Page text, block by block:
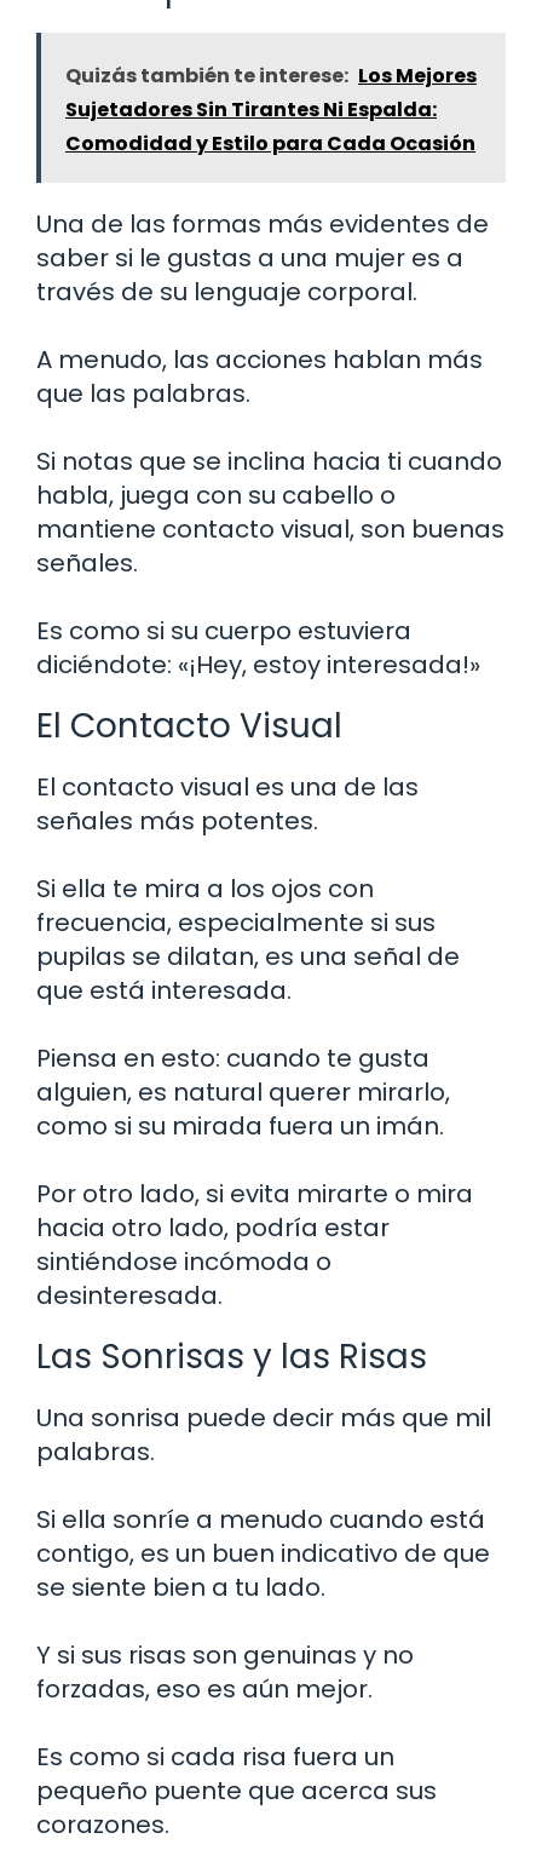
Quizás también te interese: Los Mejores
Sujetadores Sin Tirantes Ni Espalda:
Comodidad y Estilo para Cada Ocasión
Una de las formas más evidentes de
saber si le gustas a una mujer es a
través de su lenguaje corporal.
A menudo, las acciones hablan más
que las palabras.
Si notas que se inclina hacia ti cuando
habla, juega con su cabello o
mantiene contacto visual, son buenas
señales.
Es como si su cuerpo estuviera
diciéndote: «¡Hey, estoy interesada!»
El Contacto Visual
El contacto visual es una de las
señales más potentes.
Si ella te mira a los ojos con
frecuencia, especialmente si sus
pupilas se dilatan, es una señal de
que está interesada.
Piensa en esto: cuando te gusta
alguien, es natural querer mirarlo,
como si su mirada fuera un imán.
Por otro lado, si evita mirarte o mira
hacia otro lado, podría estar
sintiéndose incómoda o
desinteresada.
Las Sonrisas y las Risas
Una sonrisa puede decir más que mil
palabras.
Si ella sonríe a menudo cuando está
contigo, es un buen indicativo de que
se siente bien a tu lado.
Y si sus risas son genuinas y no
forzadas, eso es aún mejor.
Es como si cada risa fuera un
pequeño puente que acerca sus
corazones.